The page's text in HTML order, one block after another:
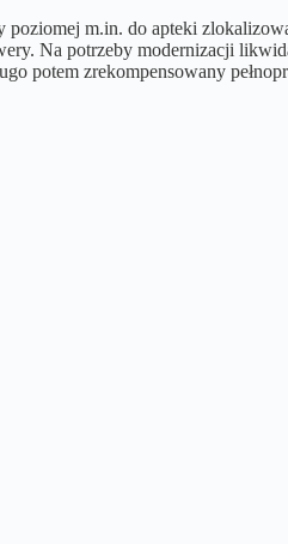
m.in. do apteki
Na potrzeby modernizacji
potem zrekompensowany